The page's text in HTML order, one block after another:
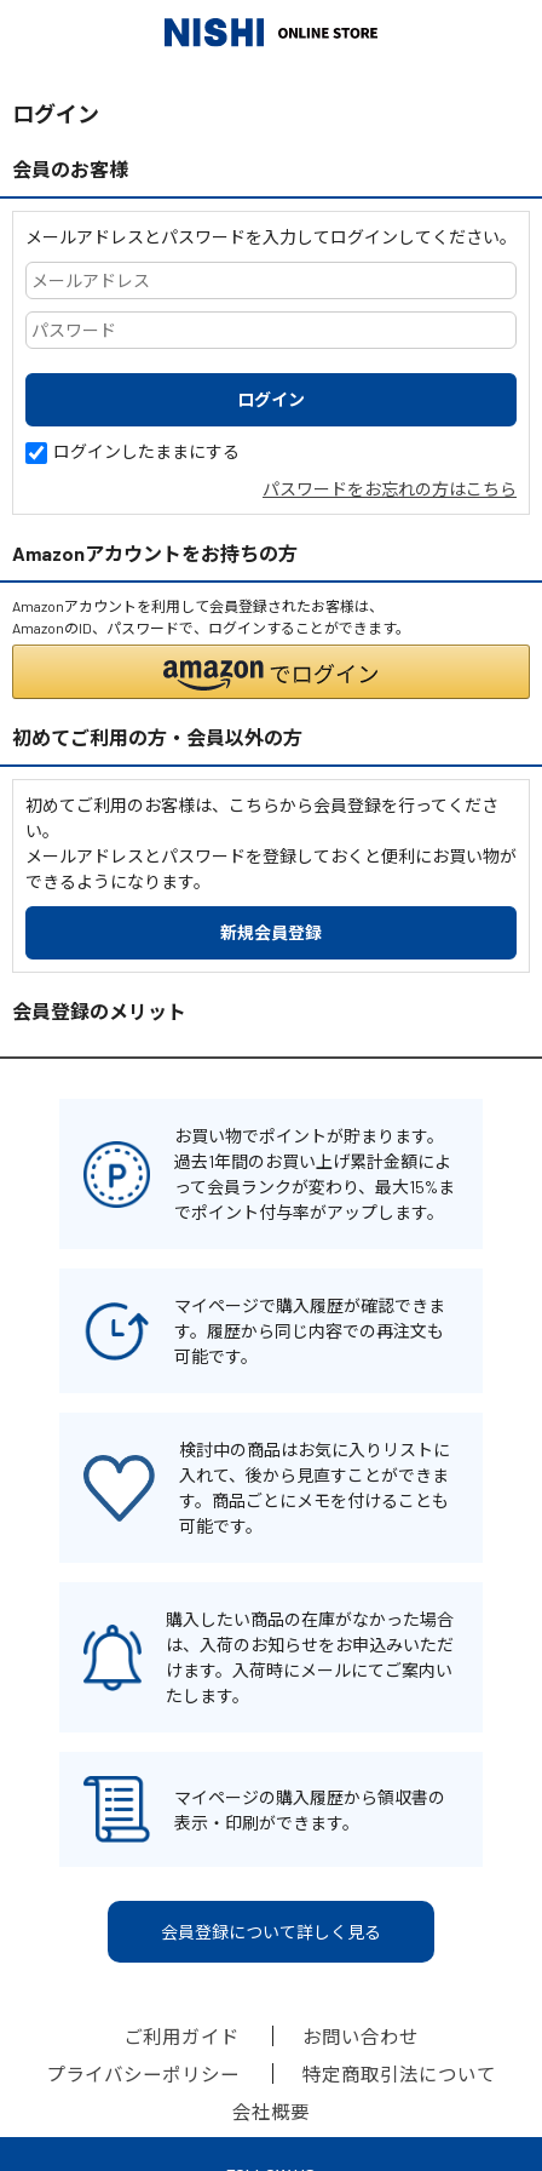
ログイン
会員のお客様
メールアドレスとパスワードを入力してログインしてください。
ログインしたままにする
パスワードをお忘れの方はこちら
Amazonアカウントをお持ちの方
Amazonアカウントを利用して会員登録されたお客様は、
AmazonのID、パスワードで、ログインすることができます。
初めてご利用の方・会員以外の方
初めてご利用のお客様は、こちらから会員登録を行ってくださ
い。
メールアドレスとパスワードを登録しておくと便利にお買い物が
できるようになります。
会員登録のメリット
お買い物でポイントが貯まります。
過去1年間のお買い上げ累計金額によ
って会員ランクが変わり、最大15%ま
でポイント付与率がアップします。
マイページで購入履歴が確認できま
す。履歴から同じ内容での再注文も
可能です。
検討中の商品はお気に入りリストに
入れて、後から見直すことができま
す。商品ごとにメモを付けることも
可能です。
購入したい商品の在庫がなかった場合
は、入荷のお知らせをお申込みいただ
けます。入荷時にメールにてご案内い
たします。
マイページの購入履歴から領収書の
表示・印刷ができます。
会員登録について詳しく見る
ご利用ガイド
お問い合わせ
プライバシーポリシー
特定商取引法について
会社概要